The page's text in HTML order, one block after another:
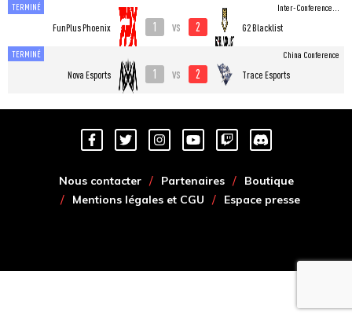
TERMINÉ
FunPlus Phoenix 1 vs 2 G2 Blacklist
Inter-Conference...
TERMINÉ
Nova Esports 1 vs 2 Trace Esports
China Conference
Nous contacter Partenaires
Boutique
Mentions légales et CGU
Espace presse